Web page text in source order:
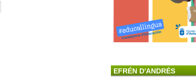
EFRÉN D'ANDRÉS